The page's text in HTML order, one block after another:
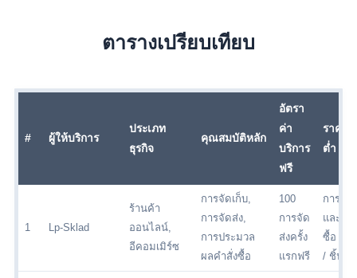
ตารางเปรียบเทียบ
# ผู้ให้บริการ
ประเภท
ธุรกิจ
คุณสมบัติหลัก
อัตรา
ค่า
บริการ
ฟรี
ราคา
ต่ำ
1 Lp-Sklad
ร้านค้า
ออนไลน์,
อีคอมเมิร์ซ
การจัดเก็บ,
การจัดส่ง,
การประมวล
ผลคำสั่งซื้อ
100
การจัด
ส่งครั้ง
แรกฟรี
การจัด
และคำ
ซื้อ 5
/ ชิ้น